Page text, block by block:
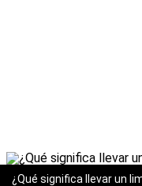
¿Qué significa llevar un